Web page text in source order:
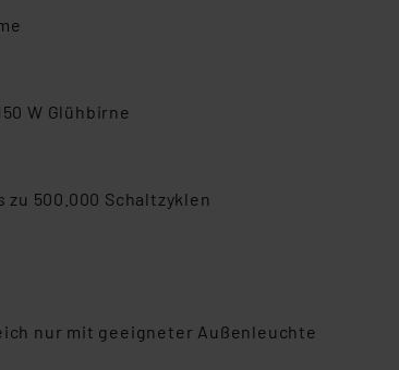
W Glühbirne
zu 500.000 Schaltzyklen
nur mit geeigneter Außenleuchte